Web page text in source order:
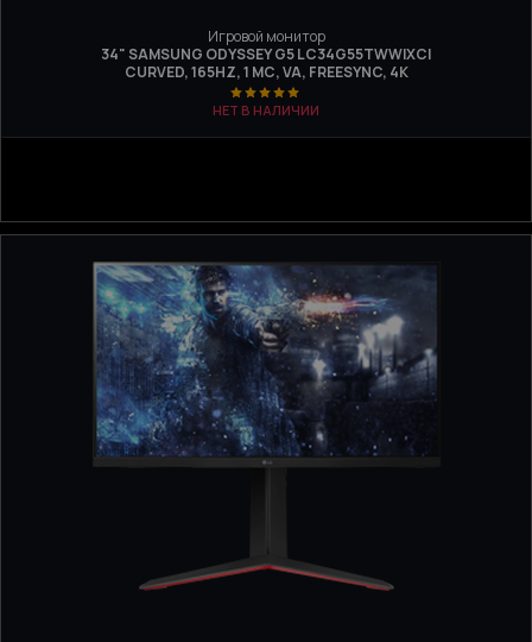
Игровой монитор
34" SAMSUNG ODYSSEY G5 LC34G55TWWIXCI
CURVED, 165HZ, 1 МС, VA, FREESYNC, 4K
НЕТ В НАЛИЧИИ